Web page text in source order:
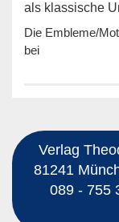
als klassische
Die Embleme/
bei
Verlag
81241
089 - 755